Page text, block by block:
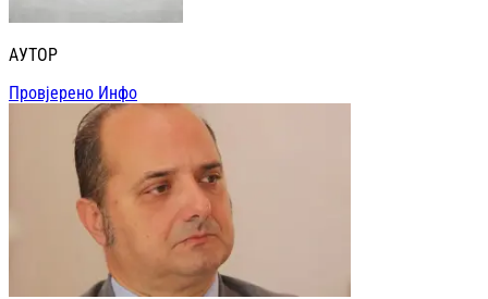
АУТОР
Провјерено Инфо